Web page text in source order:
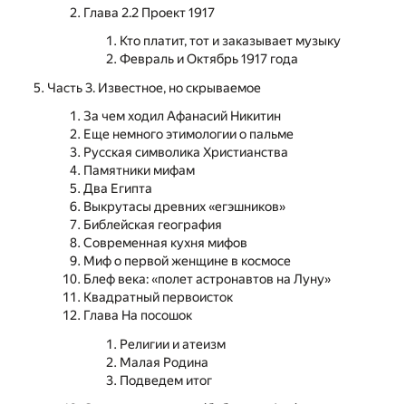
Глава 2.2 Проект 1917
Кто платит, тот и заказывает музыку
Февраль и Октябрь 1917 года
Часть 3. Известное, но скрываемое
За чем ходил Афанасий Никитин
Еще немного этимологии о пальме
Русская символика Христианства
Памятники мифам
Два Египта
Выкрутасы древних «егэшников»
Библейская география
Современная кухня мифов
Миф о первой женщине в космосе
Блеф века: «полет астронавтов на Луну»
Квадратный первоисток
Глава На посошок
Религии и атеизм
Малая Родина
Подведем итог